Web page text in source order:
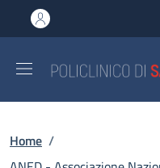
al contenuto principale
to footer content
Briciole di pane
Home /